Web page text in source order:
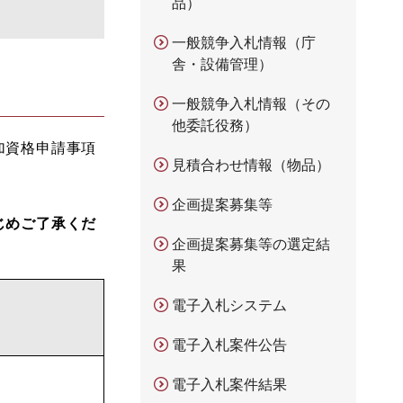
格申請事項
めご了承くだ
一般競争入札情報（庁
舎・設備管理）
一般競争入札情報（その
他委託役務）
見積合わせ情報（物品）
企画提案募集等
企画提案募集等の選定結
果
電子入札システム
電子入札案件公告
電子入札案件結果